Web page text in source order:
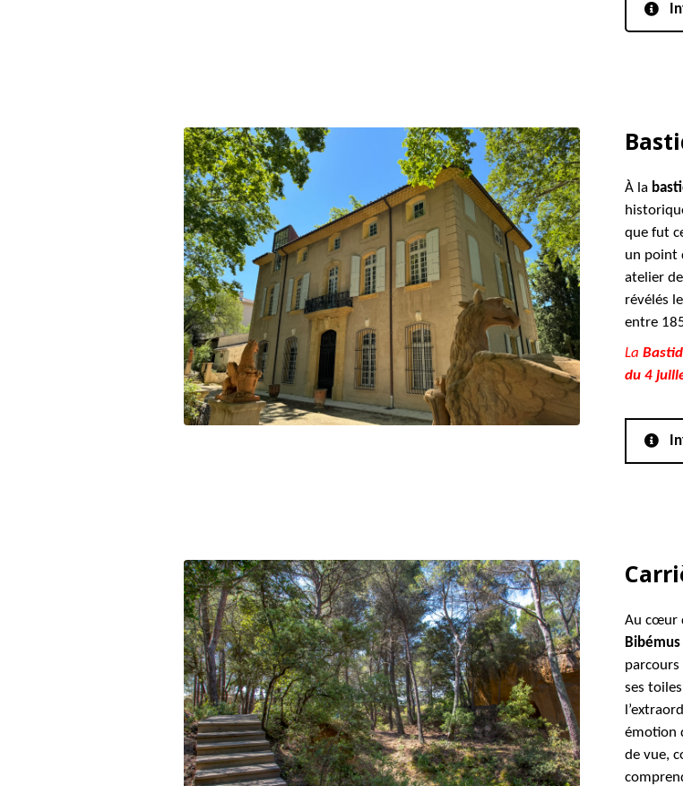
À la
que fut
un point
atelier
révélés
entre
La
du 4
Au cœur
Bibémus
ses
émotion
de vue,